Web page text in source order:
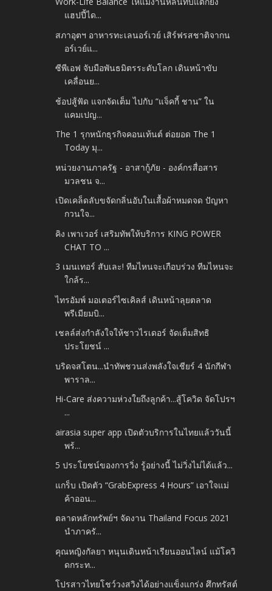
แฮปปี้ได...
สภาอุตฯ อาหารทะเลนอร์เวย์ เสิร์ฟรสชาติจากน
อร์เวย์แ...
ซีพีเอฟ จับมือพันธมิตรระดับโลก เดินหน้าขับ
เคลื่อนย...
ช้อปสู้ฟัด แจกจัดเต็ม ไปกับ “แจ็คกี้ ชาน” ใน
แคมเปญ...
The 1 รุกหนักธุรกิจคอนเท้นต์ ต่อยอด The 1
Today มุ...
หน่วยงานภาครัฐ - อาสากู้ภัย - องค์กรสื่อสาร
มวลชน จ...
เปิดเคล็ดลับขจัดกลิ่นอับในเสื้อผ้าหมดจด ปัญหา
กวนใจ...
คิง เพาเวอร์ เสริมทัพให้บริการ KING POWER
CHAT TO ...
3 เมนเทอร์ สับเละ! ทีมไหนจะเกือบร่วง ทีมไหนจะ
ใกล้ร...
ไทรอัมพ์ มอเตอร์ไซเคิลส์ เดินหน้าลุยตลาด
พรีเมียมบิ...
เชลล์ส่งกำลังใจให้ชาวไรเดอร์ จัดเต็มสิทธิ
ประโยชน์ ...
บริดจสโตน...นำทัพชวนส่งพลังใจเชียร์ 4 นักกีฬา
พาราล...
Hi-Care ส่งความห่วงใยถึงลูกค้า...สู้โควิด จัดโปรฯ
...
airasia super app เปิดตัวบริการในไทยแล้ววันนี้
พร้...
5 ประโยชน์ของการวิ่ง รู้อย่างนี้ ไม่วิ่งไม่ได้แล้ว...
แกร็บ เปิดตัว “GrabExpress 4 Hours” เอาใจแม่
ค้าออน...
ตลาดหลักทรัพย์ฯ จัดงาน Thailand Focus 2021
นำภาครั...
คุณหญิงกัลยา หนุนเดินหน้าเรียนออนไลน์ แม้โควิ
ดกระท...
โปรสาวไทยโชว์วงสวิงได้อย่างแข็งแกร่ง ศึกทรัสต์